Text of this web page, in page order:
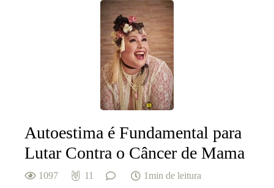
Autoestima é Fundamental para
Lutar Contra o Câncer de Mama
1097 11 1min de leitura